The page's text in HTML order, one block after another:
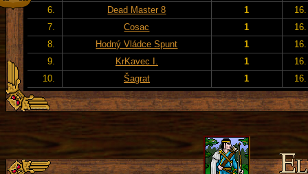
6.
Dead Master 8 1
7.
Cosac 1
8.
Hodný Vládce Spunt 1
9.
KrKavec I. 1
10.
Šagrat 1